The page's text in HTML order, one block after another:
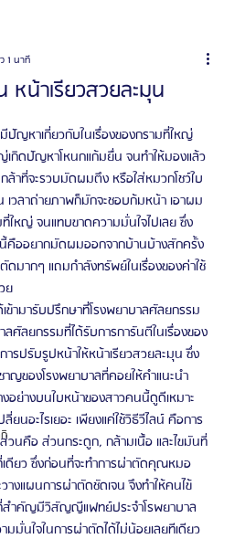
น้าเรียวสวยละมุน
1 นาที
ปัญหาเกี่ยวกับในเรื่องของกรามที่ใหญ่
เกิดปัญหาโหนกแก้มยื่น จนทำให้มองแล้ว
ล้าที่จะรวบมัดผมตึง หรือใส่หมวกโชว์ใบ
วลาถ่ายภาพก็มักจะชอบก้มหน้า เอาผม
ใหญ่ จนแทบขาดความมั่นใจไปเลย ซึ่ง
ออยากมัดผมออกจากบ้านบ้างสักครั้ง
มากๆ แถมกำลังทรัพย์ในเรื่องของค่าใช้
ย
ามารับปรึกษาที่โรงพยาบาลศัลยกรรม
ลศัลยกรรมที่ได้รับการการันตีในเรื่องของ
รปรับรูปหน้าให้หน้าเรียวสวยละมุน ซึ่ง
ของโรงพยาบาลที่คอยให้คำแนะนำ
อย่างบนใบหน้าของสาวคนนี้ดูดีเหมาะ
นอะไรเยอะ เพียงแค่ใช้วิธีวีไลน์ คือการ
วนคือ ส่วนกระดูก, กล้ามเนื้อ และไขมันที่
ดียว ซึ่งก่อนที่จะทำการผ่าตัดคุณหมอ
างแผนการผ่าตัดชัดเจน จึงทำให้คนไข้
สำคัญมีวิสัญญีแฟทย์ประจำโรพยาบาล
มั่นใจในการผ่าตัดได้ไม่น้อยเลยทีเดียว